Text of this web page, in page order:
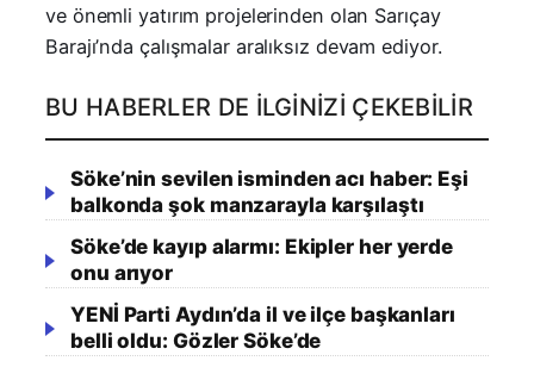
ve önemli yatırım projelerinden olan Sarıçay
Barajı’nda çalışmalar aralıksız devam ediyor.
BU HABERLER DE İLGINIZI ÇEKEBILIR
Söke’nin sevilen isminden acı haber: Eşi
balkonda şok manzarayla karşılaştı
Söke’de kayıp alarmı: Ekipler her yerde
onu arıyor
YENİ Parti Aydın’da il ve ilçe başkanları
belli oldu: Gözler Söke’de